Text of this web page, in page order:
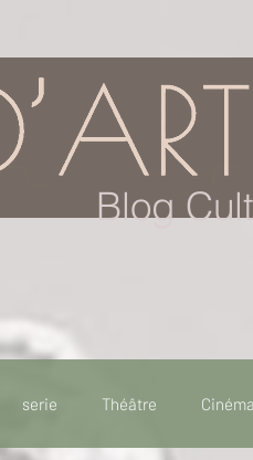
Blog
serie Théâtre Cinéma